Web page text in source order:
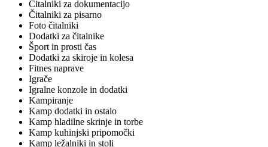
Čitalniki za dokumentacijo
Čitalniki za pisarno
Foto čitalniki
Dodatki za čitalnike
Šport in prosti čas
Dodatki za skiroje in kolesa
Fitnes naprave
Igrače
Igralne konzole in dodatki
Kampiranje
Kamp dodatki in ostalo
Kamp hladilne skrinje in torbe
Kamp kuhinjski pripomočki
Kamp ležalniki in stoli